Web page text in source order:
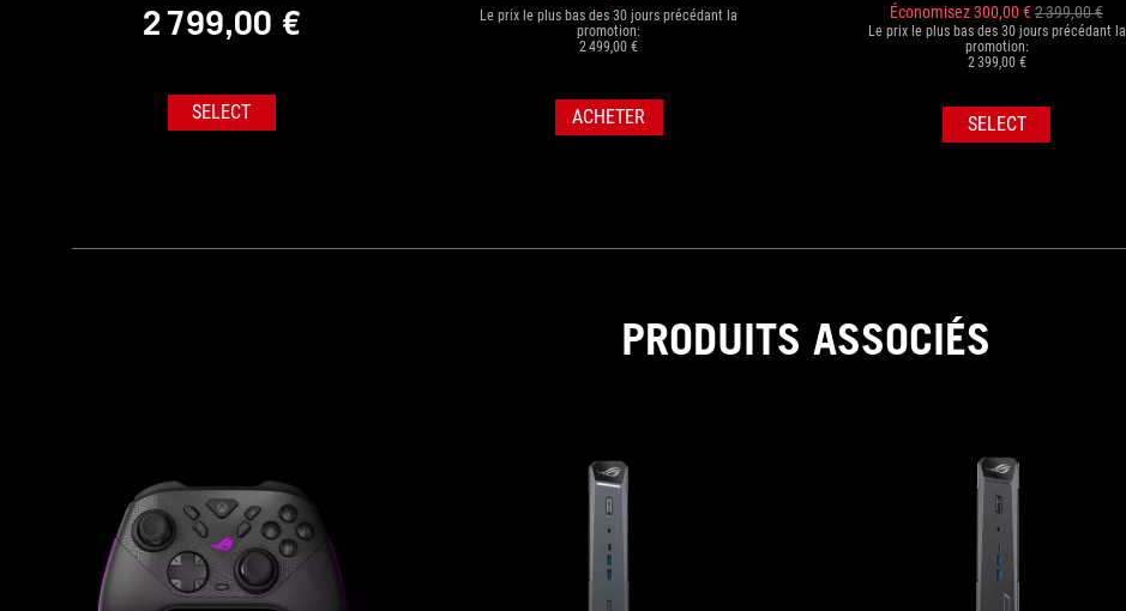
2 799,00 €
SELECT
Le prix le plus bas des 30 jours précédant la
promotion:
2 499,00 €
ACHETER
Économisez 300,00 €2 399,00 €
Le prix le plus bas des 30 jours précédant la
promotion:
2 399,00 €
SELECT
PRODUITS ASSOCIÉS